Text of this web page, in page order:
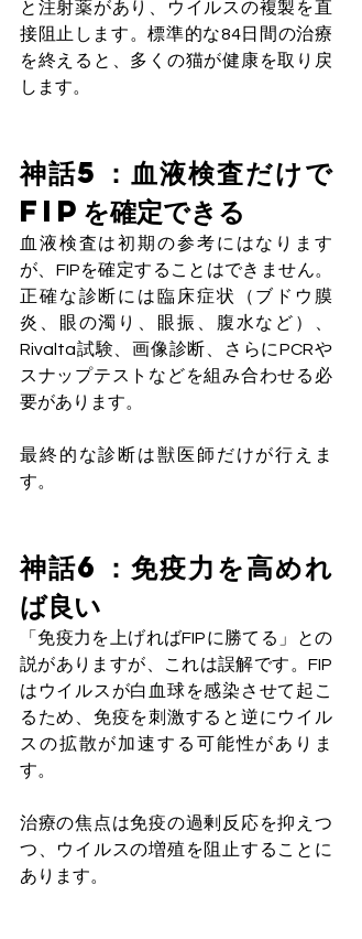
と注射薬があり、ウイルスの複製を直
接阻止します。標準的な84日間の治療
を終えると、多くの猫が健康を取り戻
します。
神話5：血液検査だけで
FIPを確定できる
血液検査は初期の参考にはなります
が、FIPを確定することはできません。
正確な診断には臨床症状（ブドウ膜
炎、眼の濁り、眼振、腹水など）、
Rivalta試験、画像診断、さらにPCRや
スナップテストなどを組み合わせる必
要があります。
最終的な診断は獣医師だけが行えま
す。
神話6：免疫力を高めれ
ば良い
「免疫力を上げればFIPに勝てる」との
説がありますが、これは誤解です。FIP
はウイルスが白血球を感染させて起こ
るため、免疫を刺激すると逆にウイル
スの拡散が加速する可能性がありま
す。
治療の焦点は免疫の過剰反応を抑えつ
つ、ウイルスの増殖を阻止することに
あります。